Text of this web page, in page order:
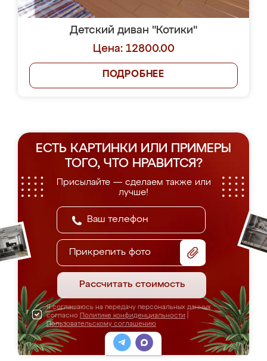
Детский диван "Котики"
Цена: 12800.00
ПОДРОБНЕЕ
ЕСТЬ КАРТИНКИ ИЛИ ПРИМЕРЫ
ТОГО, ЧТО НРАВИТСЯ?
Присылайте — сделаем также или
лучше!
Прикрепить фото
Рассчитать стоимость
Я соглашаюсь на передачу персональных данных
согласно Политике конфиденциальности
Пользовательскому соглашению